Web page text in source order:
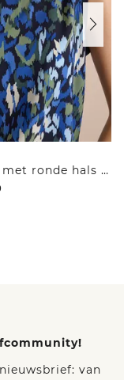
Blouse met ronde hals en print
van